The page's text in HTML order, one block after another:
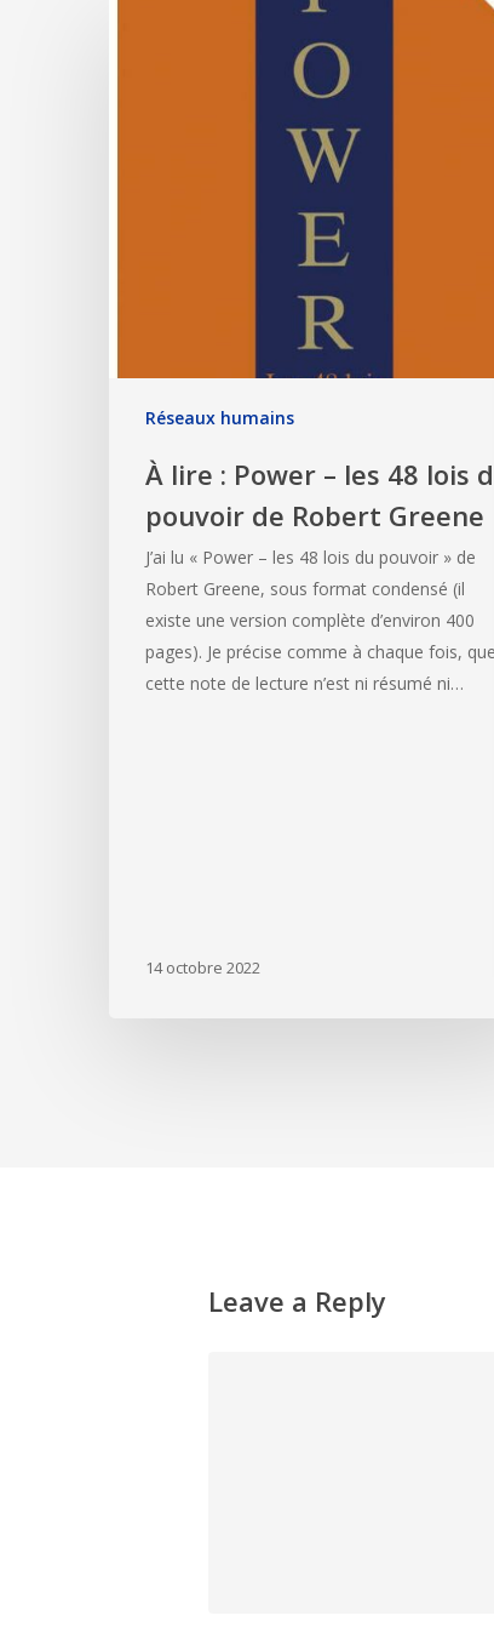
Réseaux humains
À lire : Power – les 48 lois
pouvoir de Robert Greene
J’ai lu « Power – les 48 lois du pouvoir » de
Robert Greene, sous format condensé (il
existe une version complète d’environ 400
pages). Je précise comme à chaque fois, que
cette note de lecture n’est ni résumé ni…
14 octobre 2022
Leave a Reply